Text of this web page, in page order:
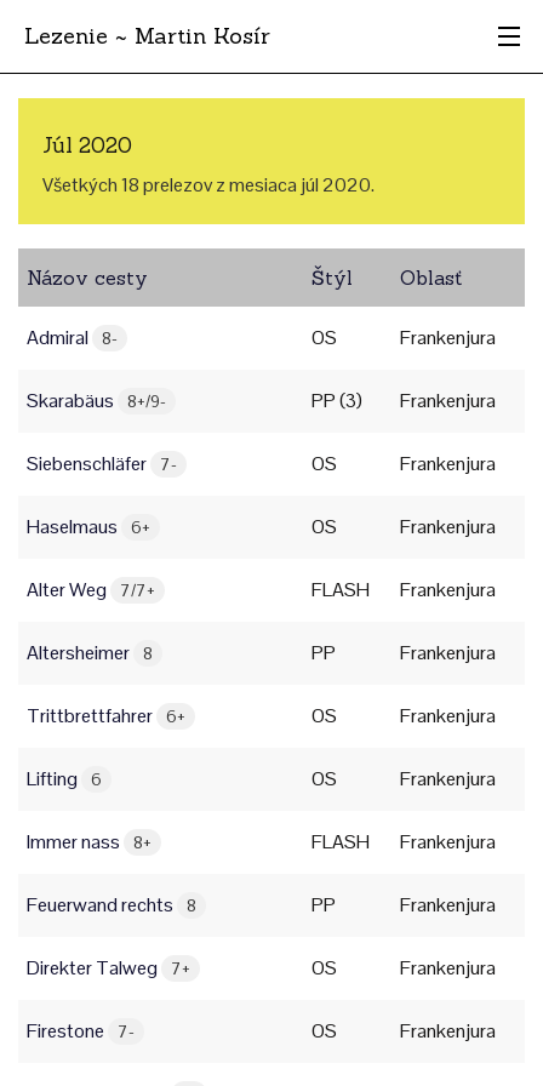
Lezenie ~ Martin Kosír
Najhodnotnejšie
Krajina
Štýl
Archív
Júl 2020
Všetkých 18 prelezov z mesiaca júl 2020.
Názov cesty Štýl Oblasť
Admiral 8- OS Frankenjura
Skarabäus 8+/9- PP (3) Frankenjura
Siebenschläfer 7- OS Frankenjura
Haselmaus 6+ OS Frankenjura
Alter Weg 7/7+ FLASH Frankenjura
Altersheimer 8 PP Frankenjura
Trittbrettfahrer 6+ OS Frankenjura
Lifting 6 OS Frankenjura
Immer nass 8+ FLASH Frankenjura
Feuerwand rechts 8 PP Frankenjura
Direkter Talweg 7+ OS Frankenjura
Firestone 7- OS Frankenjura